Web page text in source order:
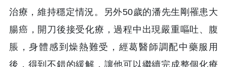
治療，維持穩定情況。另外50歲的潘先生剛罹患大
腸癌，開刀後接受化療，過程中出現嚴重嘔吐、腹
脹，身體感到燥熱難受，經葛醫師調配中藥服用
後，得到不錯的緩解，讓他可以繼續完成整個化療